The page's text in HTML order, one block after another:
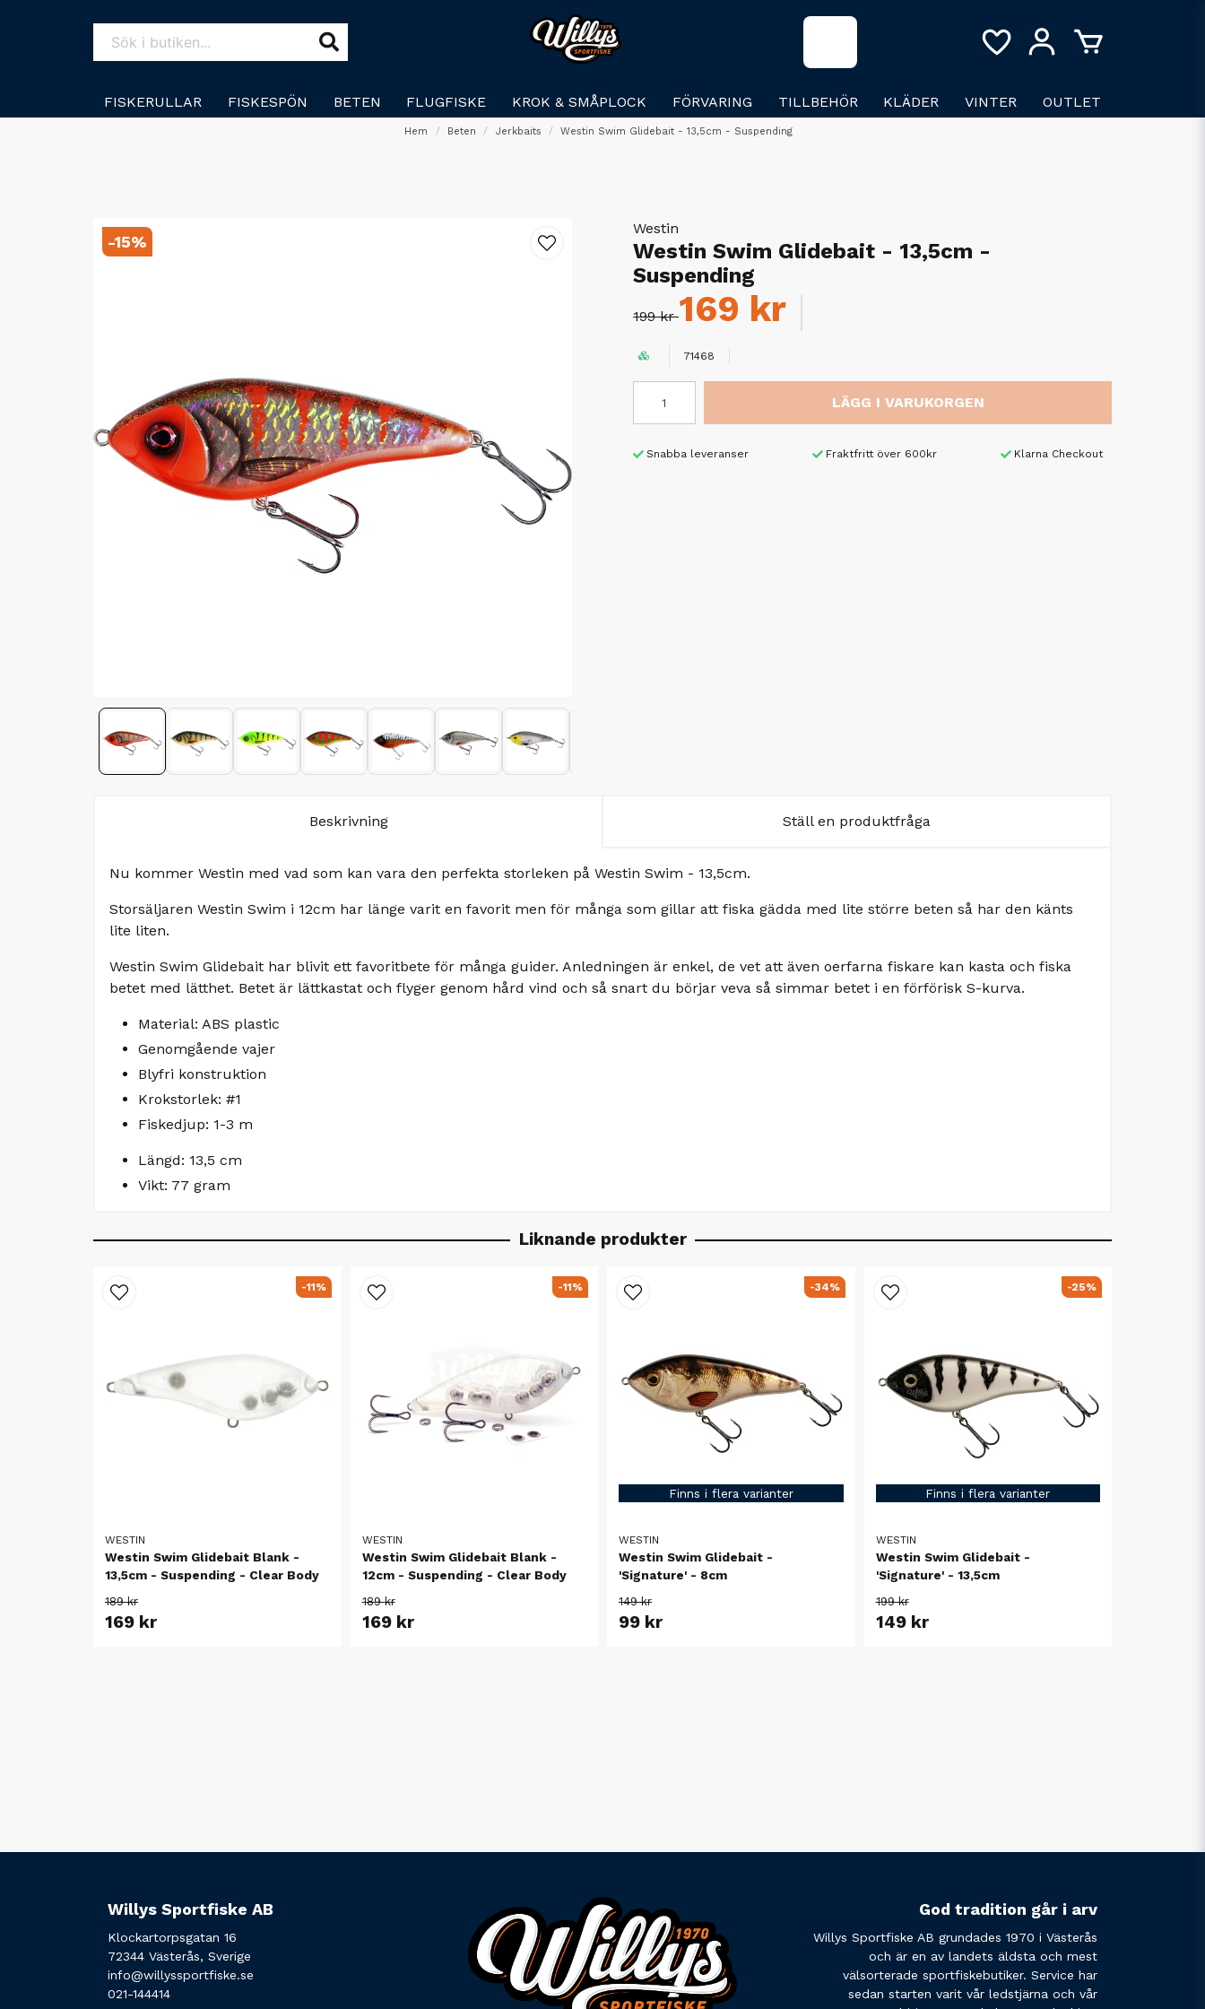
FISKERULLAR FISKESPÖN BETEN FLUGFISKE KROK & SMÅPLOCK FÖRVARING TILLBEHÖR KLÄDER VINTER OUTLET
Hem Beten Jerkbaits Westin Swim Glidebait - 13,5cm - Suspending
-15%
Westin
Westin Swim Glidebait - 13,5cm -
Suspending
199 kr169 kr
71468
LÄGG I VARUKORGEN
Snabba leveranser Fraktfritt över 600kr Klarna Checkout
Beskrivning Ställ en produktfråga
Nu kommer Westin med vad som kan vara den perfekta storleken på Westin Swim - 13,5cm.
Storsäljaren Westin Swim i 12cm har länge varit en favorit men för många som gillar att fiska gädda med lite större beten så har den känts
lite liten.
Westin Swim Glidebait har blivit ett favoritbete för många guider. Anledningen är enkel, de vet att även oerfarna fiskare kan kasta och fiska
betet med lätthet. Betet är lättkastat och flyger genom hård vind och så snart du börjar veva så simmar betet i en förförisk S-kurva.
Material: ABS plastic
Genomgående vajer
Blyfri konstruktion
Krokstorlek: #1
Fiskedjup: 1-3 m
Längd: 13,5 cm
Vikt: 77 gram
Liknande produkter
WESTIN
Westin Swim Glidebait Blank -
13,5cm - Suspending - Clear Body
189 kr
169 kr
-11%
WESTIN
Westin Swim Glidebait Blank -
12cm - Suspending - Clear Body
189 kr
169 kr
-11%
Finns i flera varianter
WESTIN
Westin Swim Glidebait -
'Signature' - 8cm
149 kr
99 kr
-34%
Finns i flera varianter
WESTIN
Westin Swim Glidebait -
'Signature' - 13,5cm
199 kr
149 kr
-25%
Willys Sportfiske AB
Klockartorpsgatan 16
72344 Västerås, Sverige
info@willyssportfiske.se
021-144414
God tradition går i arv
Willys Sportfiske AB grundades 1970 i Västerås
och är en av landets äldsta och mest
välsorterade sportfiskebutiker. Service har
sedan starten varit vår ledstjärna och vår